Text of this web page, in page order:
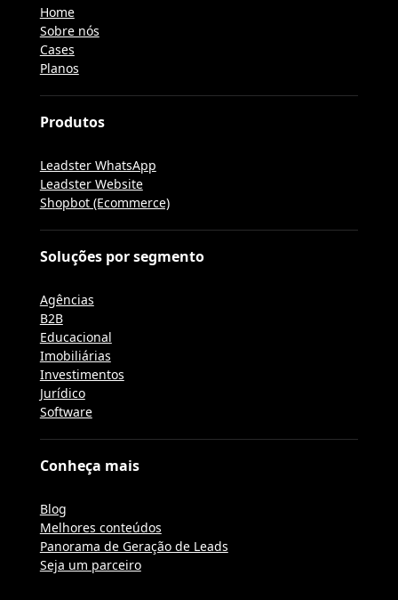
Home
Sobre nós
Cases
Planos
Produtos
Leadster WhatsApp
Leadster Website
Shopbot (Ecommerce)
Soluções por segmento
Agências
B2B
Educacional
Imobiliárias
Investimentos
Jurídico
Software
Conheça mais
Blog
Melhores conteúdos
Panorama de Geração de Leads
Seja um parceiro